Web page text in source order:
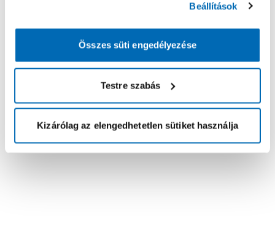
Beállítások
Összes süti engedélyezése
Testre szabás
Kizárólag az elengedhetetlen sütiket használja